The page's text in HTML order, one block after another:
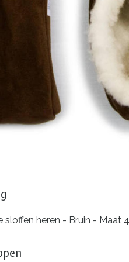
sloffen heren - Bruin - Maat